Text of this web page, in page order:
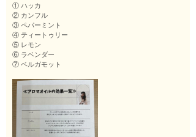
① ハッカ
② カンフル
③ ペパーミント
④ ティートゥリー
⑤ レモン
⑥ ラベンダー
⑦ ベルガモット